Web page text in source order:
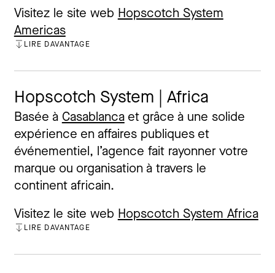
Visitez le site web Hopscotch System
Americas
LIRE DAVANTAGE
Hopscotch System | Africa
Basée à Casablancaet grâce à une solide
expérience en affaires publiques et
événementiel, l’agence fait rayonner votre
marque ou organisation à travers le
continent africain.
Visitez le site web Hopscotch System Africa
LIRE DAVANTAGE